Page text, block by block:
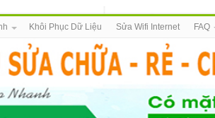
Khôi Phục Dữ Liệu Sửa Wifi Internet FAQ